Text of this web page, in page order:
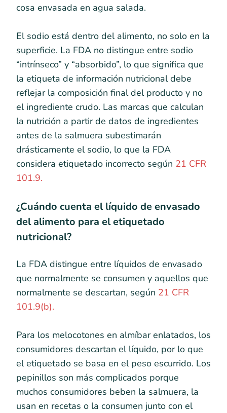
cosa envasada en agua salada.
El sodio está dentro del alimento, no solo en la
superficie. La FDA no distingue entre sodio
“intrínseco” y “absorbido”, lo que significa que
la etiqueta de información nutricional debe
reflejar la composición final del producto y no
el ingrediente crudo. Las marcas que calculan
la nutrición a partir de datos de ingredientes
antes de la salmuera subestimarán
drásticamente el sodio, lo que la FDA
considera etiquetado incorrecto según 21 CFR
101.9.
¿Cuándo cuenta el líquido de envasado
del alimento para el etiquetado
nutricional?
La FDA distingue entre líquidos de envasado
que normalmente se consumen y aquellos que
normalmente se descartan, según 21 CFR
101.9(b).
Para los melocotones en almíbar enlatados, los
consumidores descartan el líquido, por lo que
el etiquetado se basa en el peso escurrido. Los
pepinillos son más complicados porque
muchos consumidores beben la salmuera, la
usan en recetas o la consumen junto con el